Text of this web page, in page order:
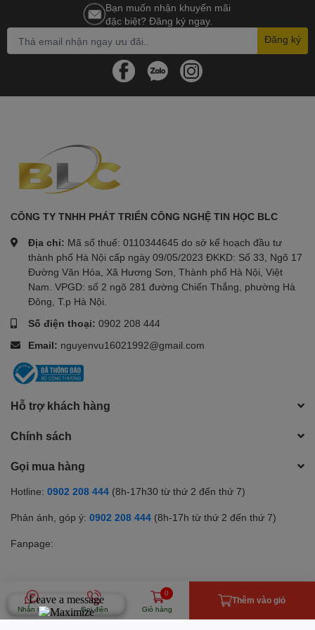
Bạn muốn nhận khuyến mãi
đặc biệt? Đăng ký ngay.
Đăng ký
CÔNG TY TNHH PHÁT TRIỂN CÔNG NGHỆ TIN HỌC BLC
Địa chỉ: Mã số thuế: 0110344645 do sở kế hoạch đầu tư
thành phố Hà Nội cấp ngày 09/05/2023 ĐKKD: Số 33, Ngõ 17
Đường Văn Hóa, Xã Hương Sơn, Thành phố Hà Nội, Việt
Nam. VPGD: số 2 ngõ 281 đường Chiến Thắng, phường Hà
Đông, T.p Hà Nội.
Số điện thoại: 0902 208 444
Email: nguyenvu16021992@gmail.com
Hỗ trợ khách hàng
Chính sách
Gọi mua hàng
Hotline: 0902 208 444 (8h-17h30 từ thứ 2 đến thứ 7)
Phản ánh, góp ý: 0902 208 444 (8h-17h từ thứ 2 đến thứ 7)
Fanpage:
Phương thức thanh toán
Nhắn tin Gọi điện
0
Giỏ hàng
Thêm vào giỏ